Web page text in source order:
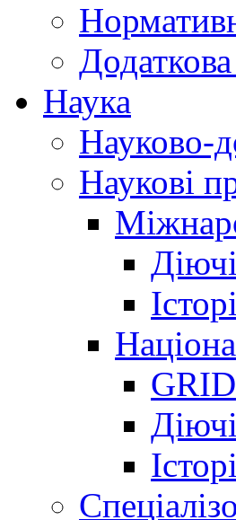
Наука
Науково-
Наукові
Діючі
GRID
Діючі